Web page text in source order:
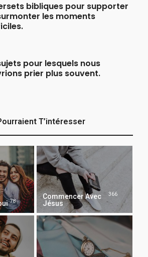
bibliques pour supporter
les moments
pour lesquels nous
prier plus souvent.
T’intéresser
78
Commencer Avec
Jésus
366